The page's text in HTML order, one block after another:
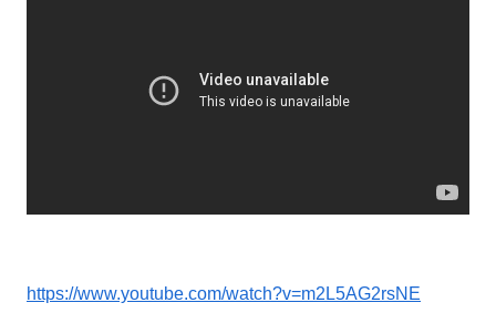
https://www.youtube.com/watch?v=m2L5AG2rsNE